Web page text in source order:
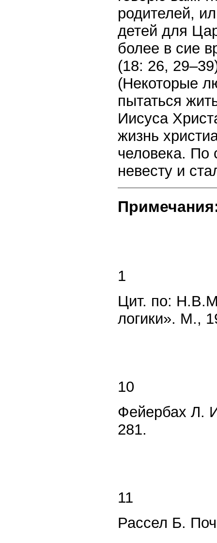
родителей,
детей для
более в сие
(18: 26,
(Некоторые
пытаться
Иисуса
жизнь
человека. По
невесту и
1
Цит. по:
логики». М.,
10
Фейербах Л.
281.
11
Рассел Б.